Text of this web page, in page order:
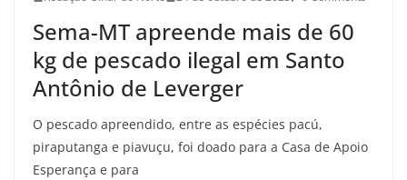
Sema-MT apreende mais de 60
kg de pescado ilegal em Santo
Antônio de Leverger
O pescado apreendido, entre as espécies pacú,
piraputanga e piavuçu, foi doado para a Casa de Apoio
Esperança e para